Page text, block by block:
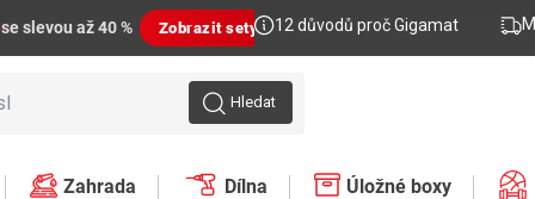
se slevou až 40 % Zobrazit sety 12 důvodů proč Gigamat
Hledat
Zahrada Dílna Úložné boxy